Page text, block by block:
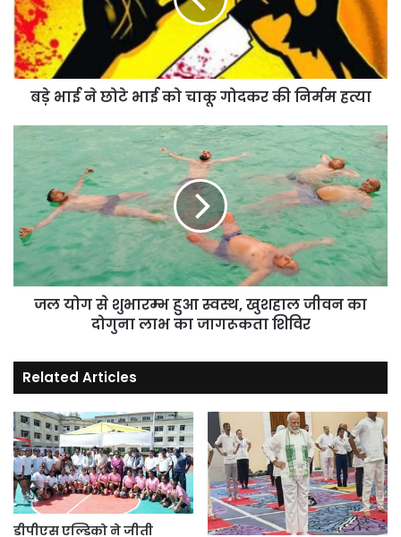
को
चाकू
गोदकर
की
निर्ममबड़े भाई ने छोटे भाई को चाकू गोदकर की निर्मम हत्या
जल
से
शुभारम्भ
हुआ
स्वस्थ,
खुशहाल
जीवन
का
दोगुना
जागरूकता
शिविर
जल योग से शुभारम्भ हुआ स्वस्थ, खुशहाल जीवन का
दोगुना लाभ का जागरूकता शिविर
Related Articles
डीपीएस एल्डिको ने जीती